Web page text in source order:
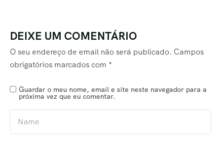
DEIXE UM COMENTÁRIO
O seu endereço de email não será publicado. Campos
obrigatórios marcados com *
Guardar o meu nome, email e site neste navegador para a
próxima vez que eu comentar.